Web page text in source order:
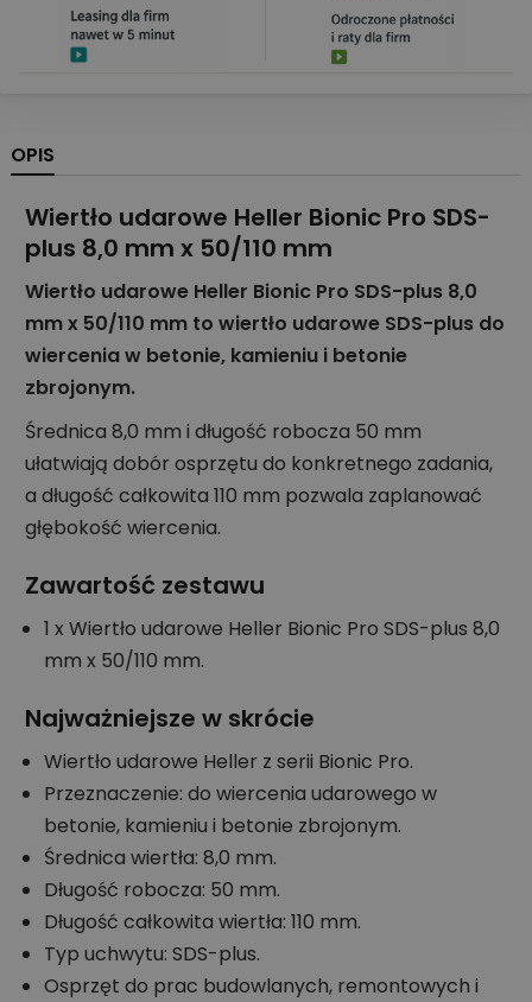
OPIS
Wiertło udarowe Heller Bionic Pro SDS-
plus 8,0 mm x 50/110 mm
Wiertło udarowe Heller Bionic Pro SDS-plus 8,0
mm x 50/110 mm to wiertło udarowe SDS-plus do
wiercenia w betonie, kamieniu i betonie
zbrojonym.
Średnica 8,0 mm i długość robocza 50 mm
ułatwiają dobór osprzętu do konkretnego zadania,
a długość całkowita 110 mm pozwala zaplanować
głębokość wiercenia.
Zawartość zestawu
1 x Wiertło udarowe Heller Bionic Pro SDS-plus 8,0
mm x 50/110 mm.
Najważniejsze w skrócie
Wiertło udarowe Heller z serii Bionic Pro.
Przeznaczenie: do wiercenia udarowego w
betonie, kamieniu i betonie zbrojonym.
Średnica wiertła: 8,0 mm.
Długość robocza: 50 mm.
Długość całkowita wiertła: 110 mm.
Typ uchwytu: SDS-plus.
Osprzęt do prac budowlanych, remontowych i